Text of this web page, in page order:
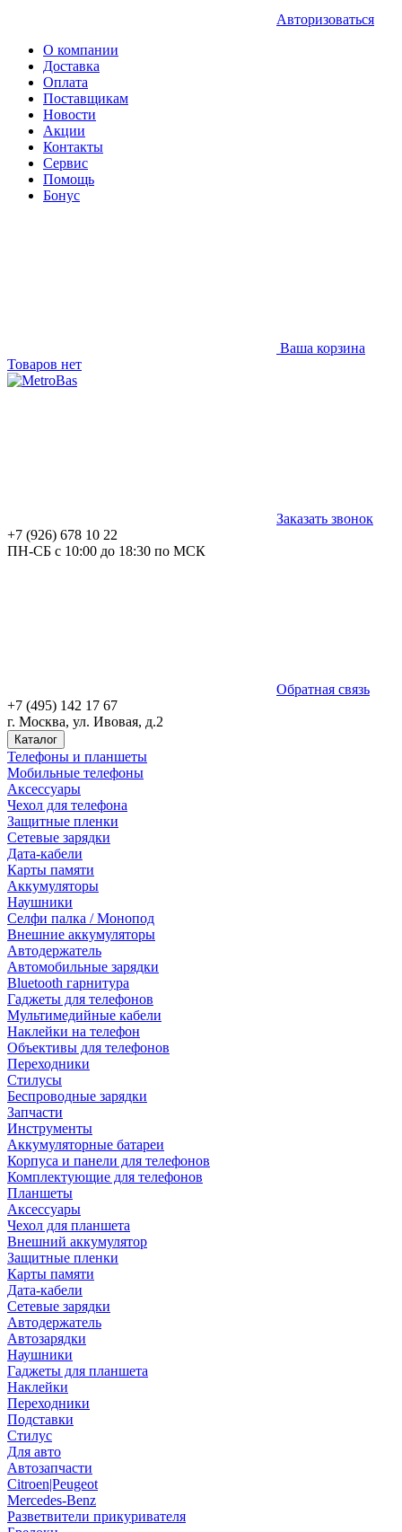
Авторизоваться
О компании
Доставка
Оплата
Поставщикам
Новости
Акции
Контакты
Сервис
Помощь
Бонус
Ваша корзина
Товаров нет
Заказать звонок
+7 (926) 678 10 22
ПН-СБ с 10:00 до 18:30 по МСК
Обратная связь
+7 (495) 142 17 67
г. Москва, ул. Ивовая, д.2
Каталог
Телефоны и планшеты
Мобильные телефоны
Аксессуары
Чехол для телефона
Защитные пленки
Сетевые зарядки
Дата-кабели
Карты памяти
Аккумуляторы
Наушники
Селфи палка / Монопод
Внешние аккумуляторы
Автодержатель
Автомобильные зарядки
Bluetooth гарнитура
Гаджеты для телефонов
Мультимедийные кабели
Наклейки на телефон
Объективы для телефонов
Переходники
Стилусы
Беспроводные зарядки
Запчасти
Инструменты
Аккумуляторные батареи
Корпуса и панели для телефонов
Комплектующие для телефонов
Планшеты
Аксессуары
Чехол для планшета
Внешний аккумулятор
Защитные пленки
Карты памяти
Дата-кабели
Сетевые зарядки
Автодержатель
Автозарядки
Наушники
Гаджеты для планшета
Наклейки
Переходники
Подставки
Стилус
Для авто
Автозапчасти
Citroen|Peugeot
Mercedes-Benz
Разветвители прикуривателя